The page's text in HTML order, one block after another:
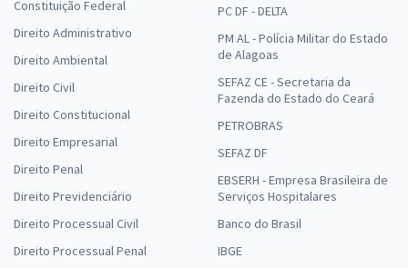
Constituição Federal
Direito Administrativo
Direito Ambiental
Direito Civil
Direito Constitucional
Direito Empresarial
Direito Penal
Direito Previdenciário
Direito Processual Civil
Direito Processual Penal
PC DF - DELTA
PM AL - Polícia Militar do Estado
de Alagoas
SEFAZ CE - Secretaria da
Fazenda do Estado do Ceará
PETROBRAS
SEFAZ DF
EBSERH - Empresa Brasileira de
Serviços Hospitalares
Banco do Brasil
IBGE